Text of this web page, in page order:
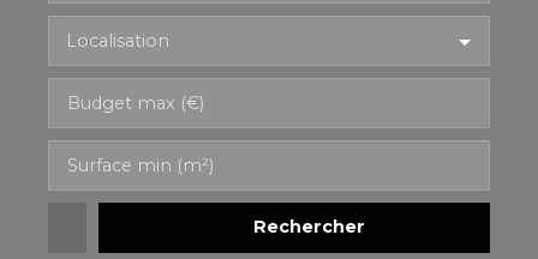
Localisation
Budget max (€)
Surface min (m²)
Rechercher